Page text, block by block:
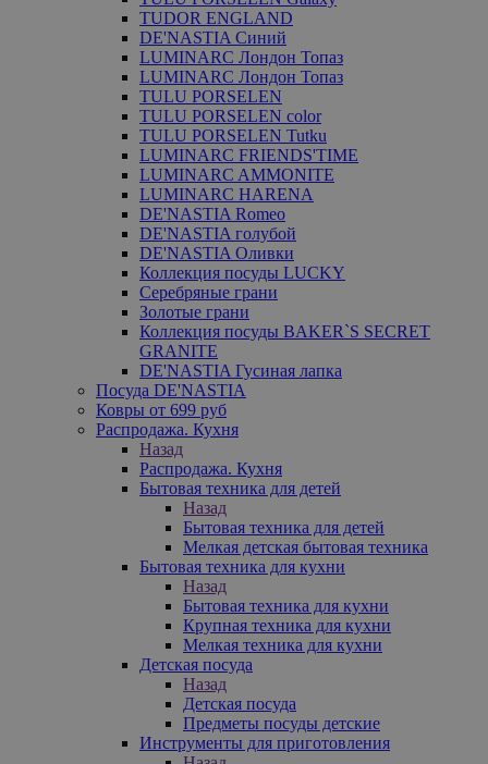
TUDOR ENGLAND
DE'NASTIA Синий
LUMINARC Лондон Топаз
LUMINARC Лондон Топаз
TULU PORSELEN
TULU PORSELEN color
TULU PORSELEN Tutku
LUMINARC FRIENDS'TIME
LUMINARC AMMONITE
LUMINARC HARENA
DE'NASTIA Romeo
DE'NASTIA голубой
DE'NASTIA Оливки
Коллекция посуды LUCKY
Серебряные грани
Золотые грани
Коллекция посуды BAKER`S SECRET
GRANITE
DE'NASTIA Гусиная лапка
Посуда DE'NASTIA
Ковры от 699 руб
Распродажа. Кухня
Назад
Распродажа. Кухня
Бытовая техника для детей
Назад
Бытовая техника для детей
Мелкая детская бытовая техника
Бытовая техника для кухни
Назад
Бытовая техника для кухни
Крупная техника для кухни
Мелкая техника для кухни
Детская посуда
Назад
Детская посуда
Предметы посуды детские
Инструменты для приготовления